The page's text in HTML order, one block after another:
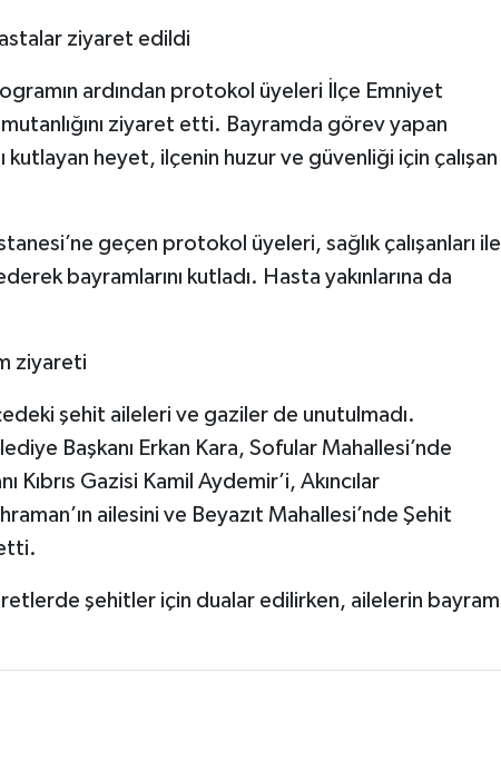
ziyaret edildi
ardından protokol üyeleri İlçe Emniyet
ziyaret etti. Bayramda görev yapan
kutlayan heyet, ilçenin huzur ve güvenliği için çalışan
geçen protokol üyeleri, sağlık çalışanları ile
bayramlarını kutladı. Hasta yakınlarına da
ziyareti
şehit aileleri ve gaziler de unutulmadı.
Başkanı Erkan Kara, Sofular Mahallesi’nde
Kıbrıs Gazisi Kamil Aydemir’i, Akıncılar
ailesini ve Beyazıt Mahallesi’nde Şehit
şehitler için dualar edilirken, ailelerin bayram